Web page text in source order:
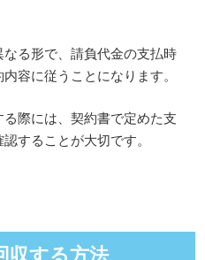
る形で、請負代金の支払時
容に従うことになります。
際には、契約書で定めた支
することが大切です。
収する方法